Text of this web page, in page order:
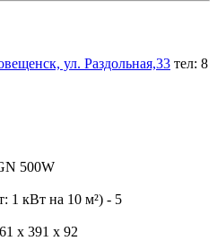
ул. Раздольная,33 тел: 8
500W
1 кВт на 10 м²) - 5
х 391 х 92